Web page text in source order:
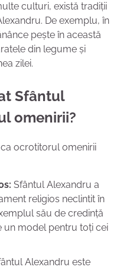
culturi, există tradiții
De exemplu, în
pește în această
din legume și
zilei.
Sfântul
omenirii?
ocrotitorul omenirii
Sfântul Alexandru a
religios neclintit în
său de credință
un model pentru toți cei
Alexandru este